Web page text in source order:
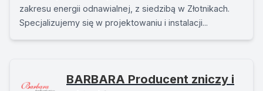
zakresu energii odnawialnej, z siedzibą w Złotnikach.
Specjalizujemy się w projektowaniu i instalacji...
BARBARA Producent zniczy i